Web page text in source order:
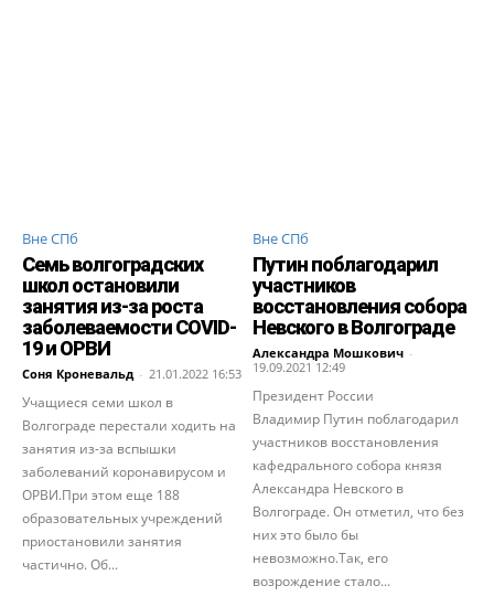
Вне СПб
Семь волгоградских
школ остановили
занятия из-за роста
заболеваемости COVID-
19 и ОРВИ
Соня Кроневальд - 21.01.2022 16:53
Учащиеся семи школ в
Волгограде перестали ходить на
занятия из-за вспышки
заболеваний коронавирусом и
ОРВИ.При этом еще 188
образовательных учреждений
приостановили занятия
частично. Об...
Вне СПб
Путин поблагодарил
участников
восстановления собора
Невского в Волгограде
Александра Мошкович -
19.09.2021 12:49
Президент России
Владимир Путин поблагодарил
участников восстановления
кафедрального собора князя
Александра Невского в
Волгограде. Он отметил, что без
них это было бы
невозможно.Так, его
возрождение стало...